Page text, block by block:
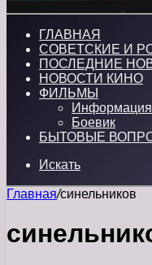
ГЛАВНАЯ
СОВЕТСКИЕ И
ПОСЛЕДНИЕ
НОВОСТИ КИНО
ФИЛЬМЫ
Информация
Боевик
БЫТОВЫЕ
Искать
Главная/синельников